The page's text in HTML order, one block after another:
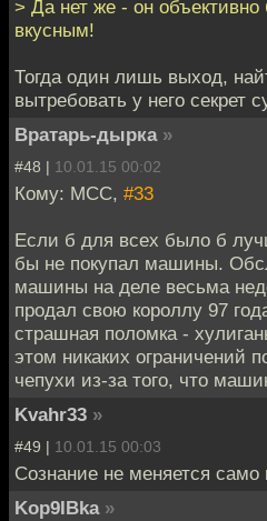
> Да нет же - он
вкусным!
Тогда один лишь выход,
вытребовать у него секрет
Вратарь-дырка »
#48 | 10.01.15 00:02
Кому: MCC, #33
Если б для всех было б
бы не покупал машины.
машины на деле весьма
продал свою короллу 97
страшная поломка -
этом никаких ограничений
чепухи из-за того, что
Kvahr33 »
#49 | 10.01.15 00:03
Сознание не меняется само
Kop9IBka »